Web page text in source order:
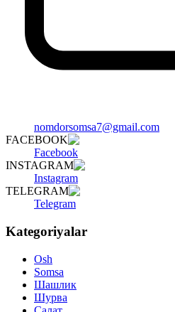
nomdorsomsa7@gmail.com
FACEBOOK
Facebook
INSTAGRAM
Instagram
TELEGRAM
Telegram
Kategoriyalar
Osh
Somsa
Шашлик
Шурва